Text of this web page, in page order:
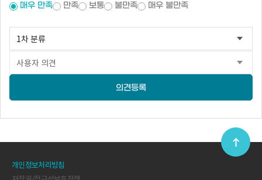
매우 만족 만족 보통 불만족 매우 불만족
의견등록
개인정보처리방침